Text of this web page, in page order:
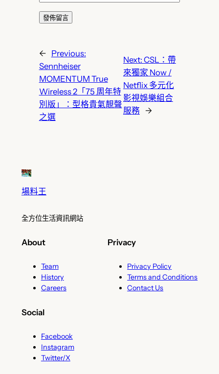
←
Previous:
Sennheiser
MOMENTUM True
Wireless 2「75 周年特
別版」：型格貴氣靚聲
之選
Next: CSL：帶
來獨家 Now /
Netflix 多元化
影視娛樂組合
服務
→
場料王
全方位生活資訊網站
About
Team
History
Careers
Privacy
Privacy Policy
Terms and Conditions
Contact Us
Social
Facebook
Instagram
Twitter/X